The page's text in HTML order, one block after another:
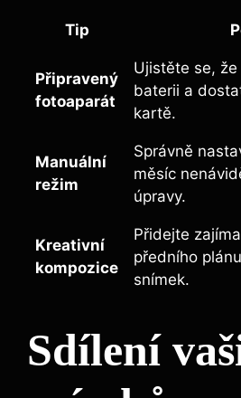
Tip
Připravený​
fotoaparát
Ujistěte se,
baterii a
kartě.
Manuální
režim
Správně
měsíc
úpravy.
Kreativní
kompozice
Přidejte
předního
snímek.
Sdílení